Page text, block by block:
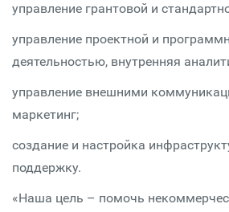
управление грантовой и
управление проектной и
деятельностью, внутренняя
управление внешними
маркетинг;
создание и настройка
поддержку.
«Наша цель – помочь